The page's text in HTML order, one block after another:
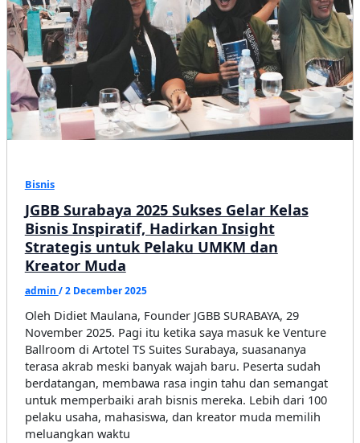
Bisnis
JGBB Surabaya 2025 Sukses Gelar Kelas
Bisnis Inspiratif, Hadirkan Insight
Strategis untuk Pelaku UMKM dan
Kreator Muda
admin /2 December 2025
Oleh Didiet Maulana, Founder JGBB SURABAYA, 29
November 2025. Pagi itu ketika saya masuk ke Venture
Ballroom di Artotel TS Suites Surabaya, suasananya
terasa akrab meski banyak wajah baru. Peserta sudah
berdatangan, membawa rasa ingin tahu dan semangat
untuk memperbaiki arah bisnis mereka. Lebih dari 100
pelaku usaha, mahasiswa, dan kreator muda memilih
meluangkan waktu